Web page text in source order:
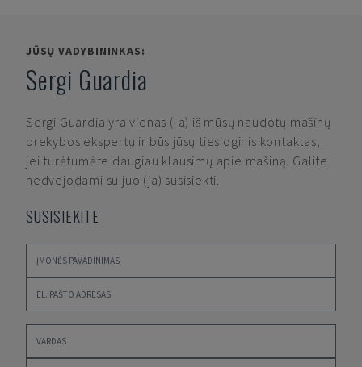
JŪSŲ VADYBININKAS:
Sergi Guardia
Sergi Guardia yra vienas (-a) iš mūsų naudotų mašinų
prekybos ekspertų ir būs jūsų tiesioginis kontaktas,
jei turėtumėte daugiau klausimų apie mašiną. Galite
nedvejodami su juo (ja) susisiekti.
SUSISIEKITE